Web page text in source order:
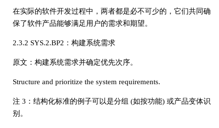
在实际的软件开发过程中，两者都是必不可少的，它们共同确
保了软件产品能够满足用户的需求和期望。
2.3.2 SYS.2.BP2：构建系统需求
原文：构建系统需求并确定优先次序。
Structure and prioritize the system requirements.
注 3：结构化标准的例子可以是分组 (如按功能) 或产品变体识
别。